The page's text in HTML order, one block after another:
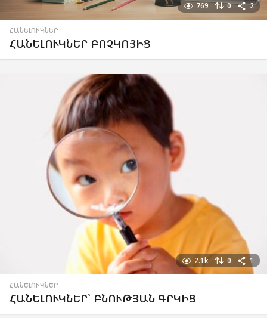
769 0 2
ՀԱՆԵԼՈՒԿՆԵՐ
ՀԱՆԵԼՈՒԿՆԵՐ ԲՈՉԿՈՅԻՑ
2.1k 0 1
ՀԱՆԵԼՈՒԿՆԵՐ
ՀԱՆԵԼՈՒԿՆԵՐ՝ ԲՆՈՒԹՅԱՆ ԳՐԿԻՑ